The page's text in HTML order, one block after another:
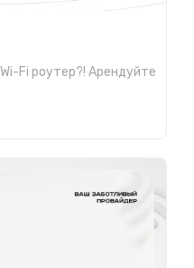
Fi роутер?! Арендуйте